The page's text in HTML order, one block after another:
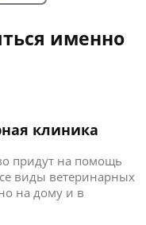
именно
клиника
придут на помощь
виды ветеринарных
на дому и в